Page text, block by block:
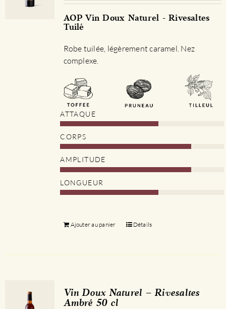
AOP Vin Doux Naturel - Rivesaltes
Tuilé
Robe tuilée, légèrement caramel. Nez
complexe.
ATTAQUE
CORPS
AMPLITUDE
LONGUEUR
Ajouter au panier Détails
Vin Doux Naturel – Rivesaltes
Ambré 50 cl